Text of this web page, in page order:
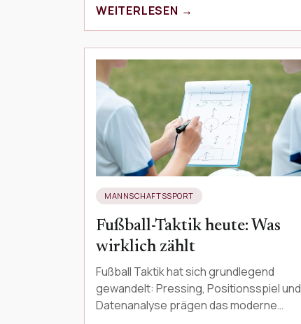
gibt, wie das R…
WEITERLESEN →
MANNSCHAFTSSPORT
Fußball-Taktik heute: Was
wirklich zählt
Fußball Taktik hat sich grundlegend
gewandelt: Pressing, Positionsspiel und
Datenanalyse prägen das moderne